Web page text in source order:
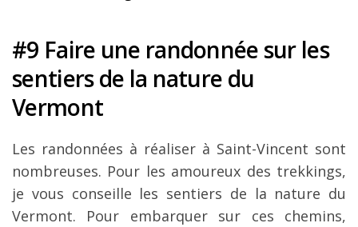
#9 Faire une randonnée sur les
sentiers de la nature du
Vermont
Les randonnées à réaliser à Saint-Vincent sont
nombreuses. Pour les amoureux des trekkings,
je vous conseille les sentiers de la nature du
Vermont. Pour embarquer sur ces chemins,